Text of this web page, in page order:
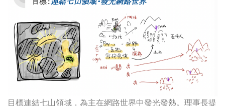
目標連結七山領域，為主在網路世界中發光發熱。理事長提